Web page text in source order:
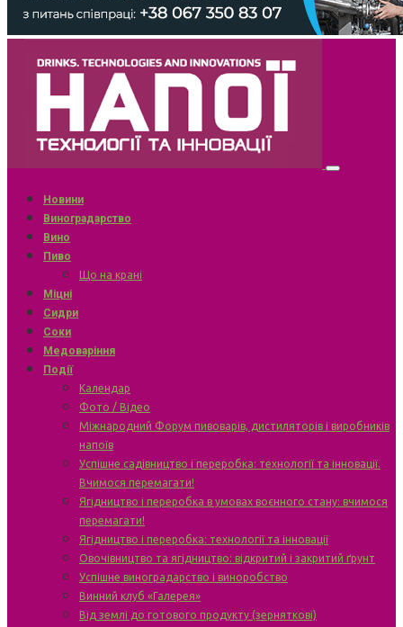
Новини
Виноградарство
Вино
Пиво
Що на крані
Міцні
Сидри
Соки
Медоваріння
Події
Календар
Фото / Відео
Міжнародний Форум пивоварів, дистиляторів і виробників
напоїв
Успішне садівництво і переробка: технології та інновації.
Вчимося перемагати!
Ягідництво і переробка в умовах воєнного стану: вчимося
перемагати!
Ягідництво і переробка: технології та інновації
Овочівництво та ягідництво: відкритий і закритий ґрунт
Успішне виноградарство і виноробство
Винний клуб «Галерея»
Від землі до готового продукту (зерняткові)